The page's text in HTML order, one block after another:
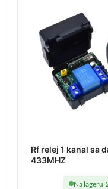
Rf relej 1 kanal sa
433MHZ
Na lageru